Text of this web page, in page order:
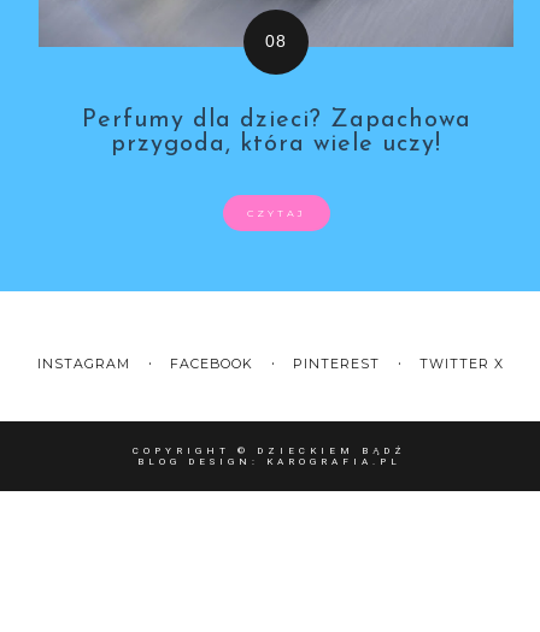
Perfumy dla dzieci? Zapachowa
przygoda, która wiele uczy!
CZYTAJ
INSTAGRAM FACEBOOK PINTEREST TWITTER X
COPYRIGHT © DZIECKIEM BĄDŹ
BLOG DESIGN: KAROGRAFIA.PL